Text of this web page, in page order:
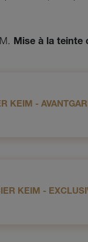
Mise à la teinte
KEIM -
KEIM -